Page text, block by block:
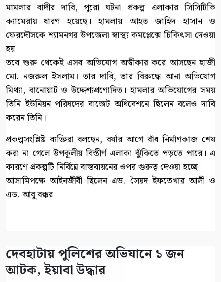
মামলার বাদীর দাবি, পুরো ঘটনা প্রকল্প এলাকার সিসিটিভি
ক্যামেরায় ধারণ হয়েছে। হামলায় আহত জাহিদ হাসান ও
ফেরদৌসকে শ্যামনগর উপজেলা স্বাস্থ্য কমপ্লেক্সে চিকিৎসা দেওয়া
হয়।
তবে শুরু থেকেই এসব অভিযোগ অস্বীকার করে আসছেন হাজী
মো. নজরুল ইসলাম। তার দাবি, তার বিরুদ্ধে আনা অভিযোগ
মিথ্যা, বানোয়াট ও উদ্দেশ্যপ্রণোদিত। হামলার অভিযোগের সময়
তিনি ইউনিয়ন পরিষদের বাজেট অধিবেশনে ছিলেন বলেও দাবি
করেন তিনি।
প্রকল্পসংশ্লিষ্ট ব্যক্তিরা বলছেন, বর্ষার আগে বাঁধ নির্মাণকাজ শেষ
করা না গেলে উপকূলীয় বিস্তীর্ণ এলাকা ঝুঁকিতে পড়তে পারে। এ
কারণে প্রকল্পটি নির্বিঘ্নে বাস্তবায়নের ওপর গুরুত্ব দেওয়া হচ্ছে।
আসামিপক্ষে আইনজীবী ছিলেন এড. সৈয়দ ইফতেখার আলী ও
এড. আবু বক্কর।
দেবহাটায় পুলিশের অভিযানে ১ জন
আটক, ইয়াবা উদ্ধার